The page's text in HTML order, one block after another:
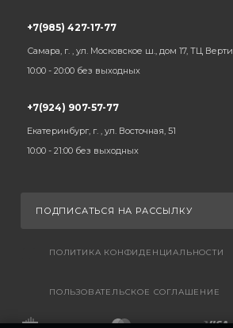
+7(985) 427-17-77
Самара, г. , ул. Московское ш., дом 17, ТЦ
10:00 - 20:00 без выходных
+7(924) 907-57-77
Екатеринбург, г. , ул. Восточная, 51
10:00 - 21:00 без выходных
ПОДПИСАТЬСЯ НА РАССЫЛКУ
ПОЛИТИКА КОНФИДЕНЦИАЛЬНОСТИ
ПОЛЬЗОВАТЕЛЬСКОЕ СОГЛАШЕНИЕ